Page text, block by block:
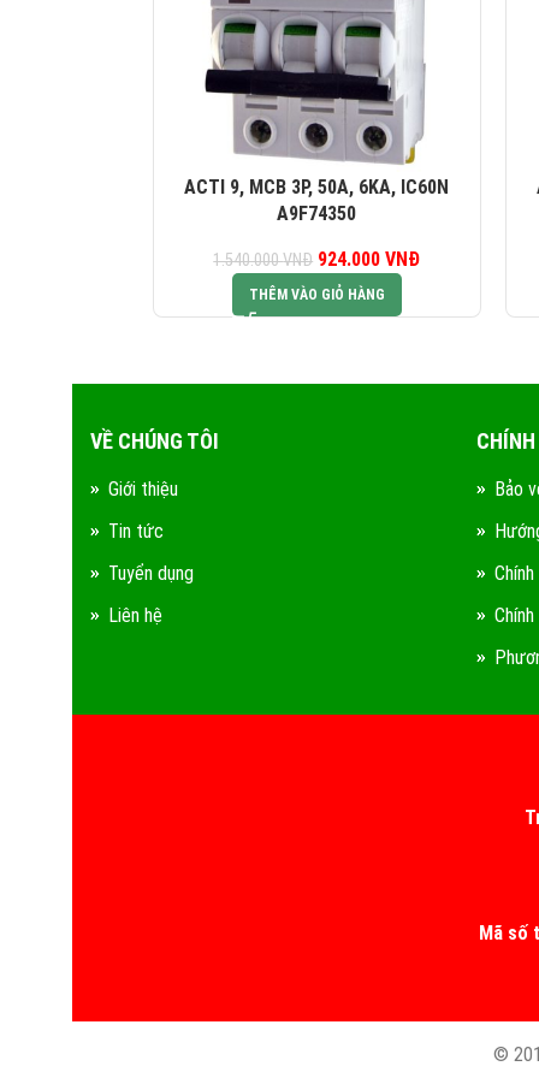
ACTI 9, MCB 3P, 50A, 6KA, IC60N
A9F74350
1.540.000VNĐ
Giá gốc là:
1.540.000 VNĐ.
924.000VNĐ
THÊM VÀO GIỎ HÀNG
VỀ CHÚNG TÔI
Giới thiệu
Tin tức
Tuyển dụng
Liên hệ
Bảo
Mã số
©